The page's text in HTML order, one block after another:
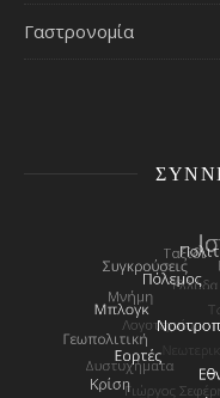
Γαστρονομία